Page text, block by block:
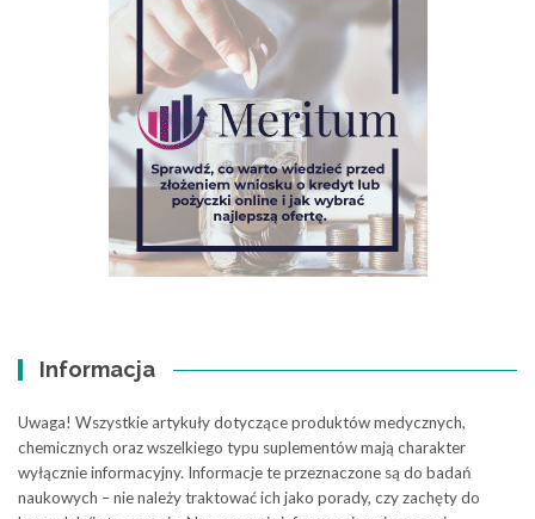
Informacja
Uwaga! Wszystkie artykuły dotyczące produktów medycznych,
chemicznych oraz wszelkiego typu suplementów mają charakter
wyłącznie informacyjny. Informacje te przeznaczone są do badań
naukowych – nie należy traktować ich jako porady, czy zachęty do